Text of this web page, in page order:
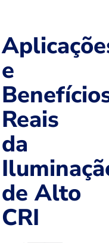
e
Reais
da
de Alto
CRI